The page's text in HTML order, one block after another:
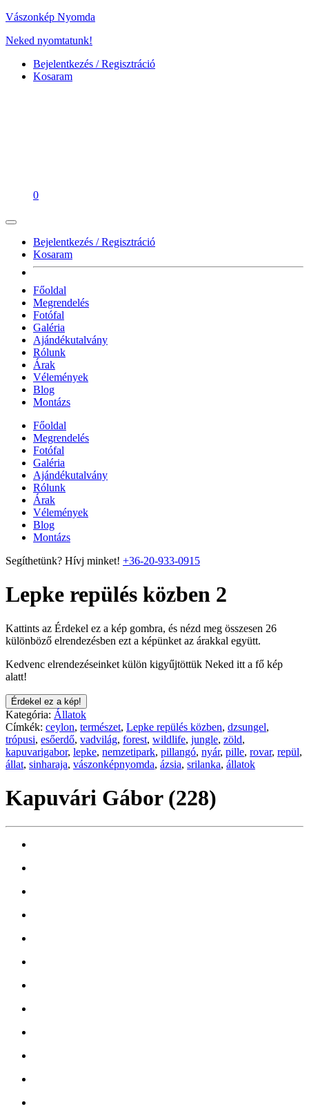
Vászonkép Nyomda
Neked nyomtatunk!
Bejelentkezés / Regisztráció
Kosaram
0
Bejelentkezés / Regisztráció
Kosaram
Főoldal
Megrendelés
Fotófal
Galéria
Ajándékutalvány
Rólunk
Árak
Vélemények
Blog
Montázs
Főoldal
Megrendelés
Fotófal
Galéria
Ajándékutalvány
Rólunk
Árak
Vélemények
Blog
Montázs
Segíthetünk? Hívj minket! +36-20-933-0915
Lepke repülés közben 2
Kattints az Érdekel ez a kép gombra, és nézd meg összesen 26
különböző elrendezésben ezt a képünket az árakkal együtt.
Kedvenc elrendezéseinket külön kigyűjtöttük Neked itt a fő kép
alatt!
Érdekel ez a kép!
Kategória: Állatok
Címkék: ceylon, természet, Lepke repülés közben, dzsungel,
trópusi, esőerdő, vadvilág, forest, wildlife, jungle, zöld,
kapuvarigabor, lepke, nemzetipark, pillangó, nyár, pille, rovar, repül,
állat, sinharaja, vászonképnyomda, ázsia, srilanka, állatok
Kapuvári Gábor (228)